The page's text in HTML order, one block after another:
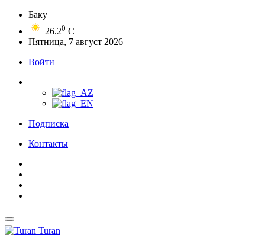
Баку
26.20 C
Пятница, 7 август 2026
Войти
Подписка
Контакты
Turan